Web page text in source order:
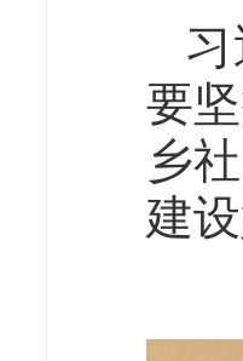
要
乡
建